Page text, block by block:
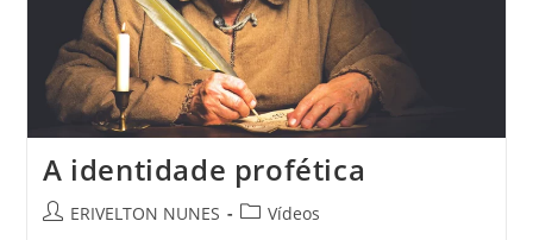
A identidade profética
ERIVELTON NUNES Vídeos